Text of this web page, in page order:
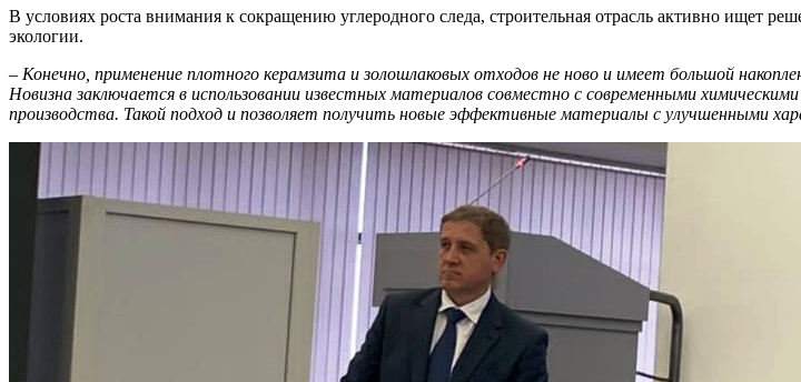
В условиях роста внимания к сокращению углеродного следа, строительная отрасль активно ищет
экологии.
– Конечно, применение плотного керамзита и золошлаковых отходов не ново и имеет большой
Новизна заключается в использовании известных материалов совместно с современными
производства. Такой подход и позволяет получить новые эффективные материалы с улучшенными